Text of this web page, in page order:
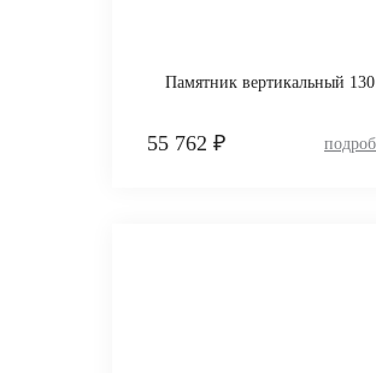
Памятник вертикальный 130
55 762 ₽